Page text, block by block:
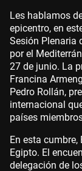
Les hablamos
epicentro, en
Sesión Plenaria
por el
27 de junio. La
Francina
Pedro Rollán,
internacional
países
En esta
Egipto. El
delegación de